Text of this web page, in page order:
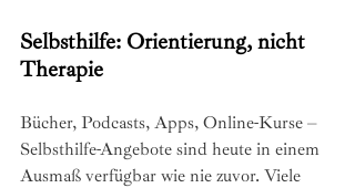
Selbsthilfe: Orientierung, nicht
Therapie
Bücher, Podcasts, Apps, Online-Kurse –
Selbsthilfe-Angebote sind heute in einem
Ausmaß verfügbar wie nie zuvor. Viele